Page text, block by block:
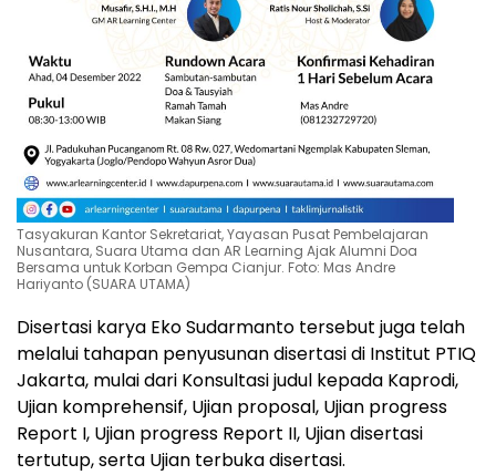
Tasyakuran Kantor Sekretariat, Yayasan Pusat Pembelajaran
Nusantara, Suara Utama dan AR Learning Ajak Alumni Doa
Bersama untuk Korban Gempa Cianjur. Foto: Mas Andre
Hariyanto (SUARA UTAMA)
Disertasi karya Eko Sudarmanto tersebut juga telah
melalui tahapan penyusunan disertasi di Institut PTIQ
Jakarta, mulai dari Konsultasi judul kepada Kaprodi,
Ujian komprehensif, Ujian proposal, Ujian progress
Report I, Ujian progress Report II, Ujian disertasi
tertutup, serta Ujian terbuka disertasi.